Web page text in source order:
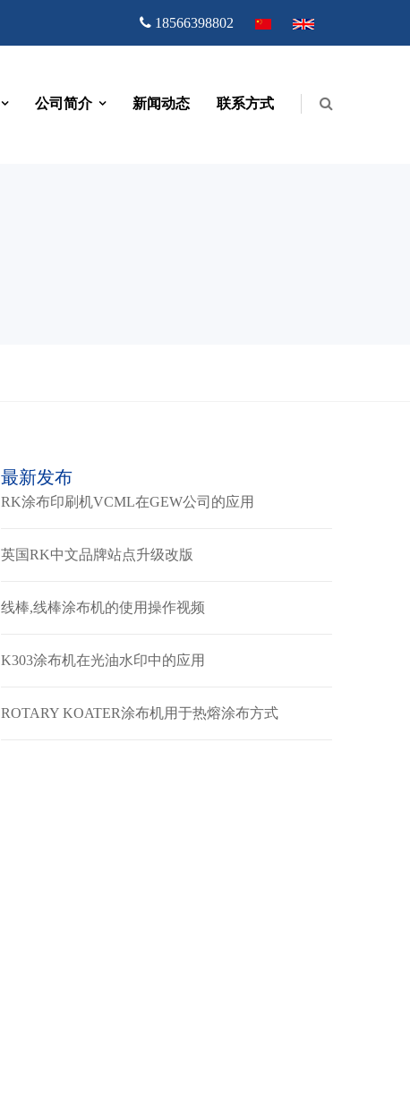
18566398802
公司简介 新闻动态 联系方式
最新发布
RK涂布印刷机VCML在GEW公司的应用
英国RK中文品牌站点升级改版
线棒,线棒涂布机的使用操作视频
K303涂布机在光油水印中的应用
ROTARY KOATER涂布机用于热熔涂布方式